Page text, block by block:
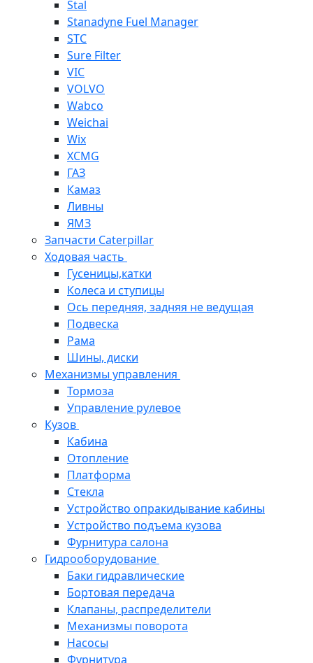
Stal
Stanadyne Fuel Manager
STC
Sure Filter
VIC
VOLVO
Wabco
Weichai
Wix
XCMG
ГАЗ
Камаз
Ливны
ЯМЗ
Запчасти Caterpillar
Ходовая часть
Гусеницы,катки
Колеса и ступицы
Ось передняя, задняя не ведущая
Подвеска
Рама
Шины, диски
Механизмы управления
Тормоза
Управление рулевое
Кузов
Кабина
Отопление
Платформа
Стекла
Устройство опракидывание кабины
Устройство подъема кузова
Фурнитура салона
Гидрооборудование
Баки гидравлические
Бортовая передача
Клапаны, распределители
Механизмы поворота
Насосы
Фурнитура